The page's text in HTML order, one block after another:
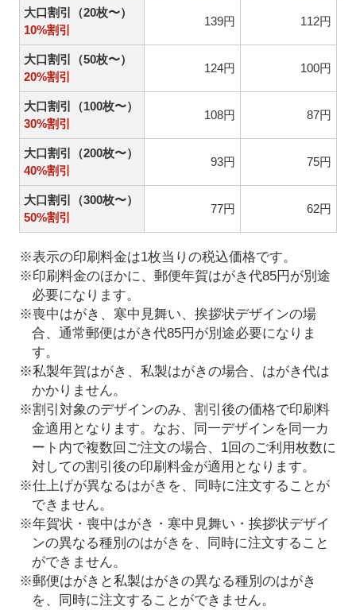
大口割引（20枚〜）
10%割引
139円 112円
大口割引（50枚〜）
20%割引
124円 100円
大口割引（100枚〜）
30%割引
108円 87円
大口割引（200枚〜）
40%割引
93円 75円
大口割引（300枚〜）
50%割引
77円 62円
※表示の印刷料金は1枚当りの税込価格です。
※印刷料金のほかに、郵便年賀はがき代85円が別途
必要になります。
※喪中はがき、寒中見舞い、挨拶状デザインの場
合、通常郵便はがき代85円が別途必要になりま
す。
※私製年賀はがき、私製はがきの場合、はがき代は
かかりません。
※割引対象のデザインのみ、割引後の価格で印刷料
金適用となります。なお、同一デザインを同一カ
ート内で複数回ご注文の場合、1回のご利用枚数に
対しての割引後の印刷料金が適用となります。
※仕上げが異なるはがきを、同時に注文することが
できません。
※年賀状・喪中はがき・寒中見舞い・挨拶状デザイ
ンの異なる種別のはがきを、同時に注文すること
ができません。
※郵便はがきと私製はがきの異なる種別のはがき
を、同時に注文することができません。